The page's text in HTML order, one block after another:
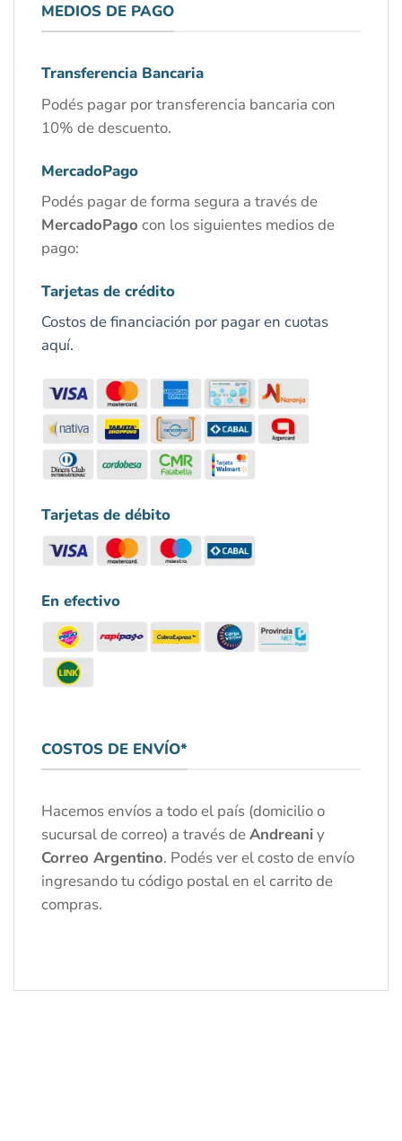
MEDIOS DE PAGO
Transferencia Bancaria
Podés pagar por transferencia bancaria con
10% de descuento.
MercadoPago
Podés pagar de forma segura a través de
MercadoPago con los siguientes medios de
pago:
Tarjetas de crédito
Costos de financiación por pagar en cuotas
aquí.
Tarjetas de débito
En efectivo
COSTOS DE ENVÍO*
Hacemos envíos a todo el país (domicilio o
sucursal de correo) a través deAndreaniy
Correo Argentino. Podés ver el costo de envío
ingresando tu código postal en el carrito de
compras.